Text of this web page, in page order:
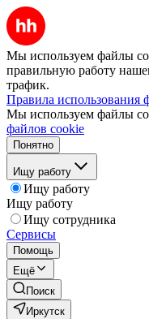
Мы используем файлы
правильную работу
трафик.
Правила использования
Мы используем файлы
файлов cookie
Понятно
Ищу работу
Ищу работу
Ищу работу
Ищу сотрудника
Сервисы
Помощь
Ещё
Поиск
Иркутск